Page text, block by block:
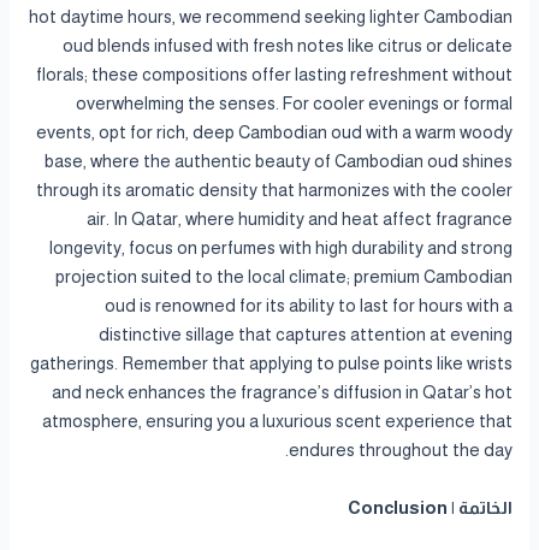
hot daytime hours, we recommend seeking lighter Cambodian
oud blends infused with fresh notes like citrus or delicate
florals; these compositions offer lasting refreshment without
overwhelming the senses. For cooler evenings or formal
events, opt for rich, deep Cambodian oud with a warm woody
base, where the authentic beauty of Cambodian oud shines
through its aromatic density that harmonizes with the cooler
air. In Qatar, where humidity and heat affect fragrance
longevity, focus on perfumes with high durability and strong
projection suited to the local climate; premium Cambodian
oud is renowned for its ability to last for hours with a
distinctive sillage that captures attention at evening
gatherings. Remember that applying to pulse points like wrists
and neck enhances the fragrance’s diffusion in Qatar’s hot
atmosphere, ensuring you a luxurious scent experience that
endures throughout the day.
الخاتمة | Conclusion